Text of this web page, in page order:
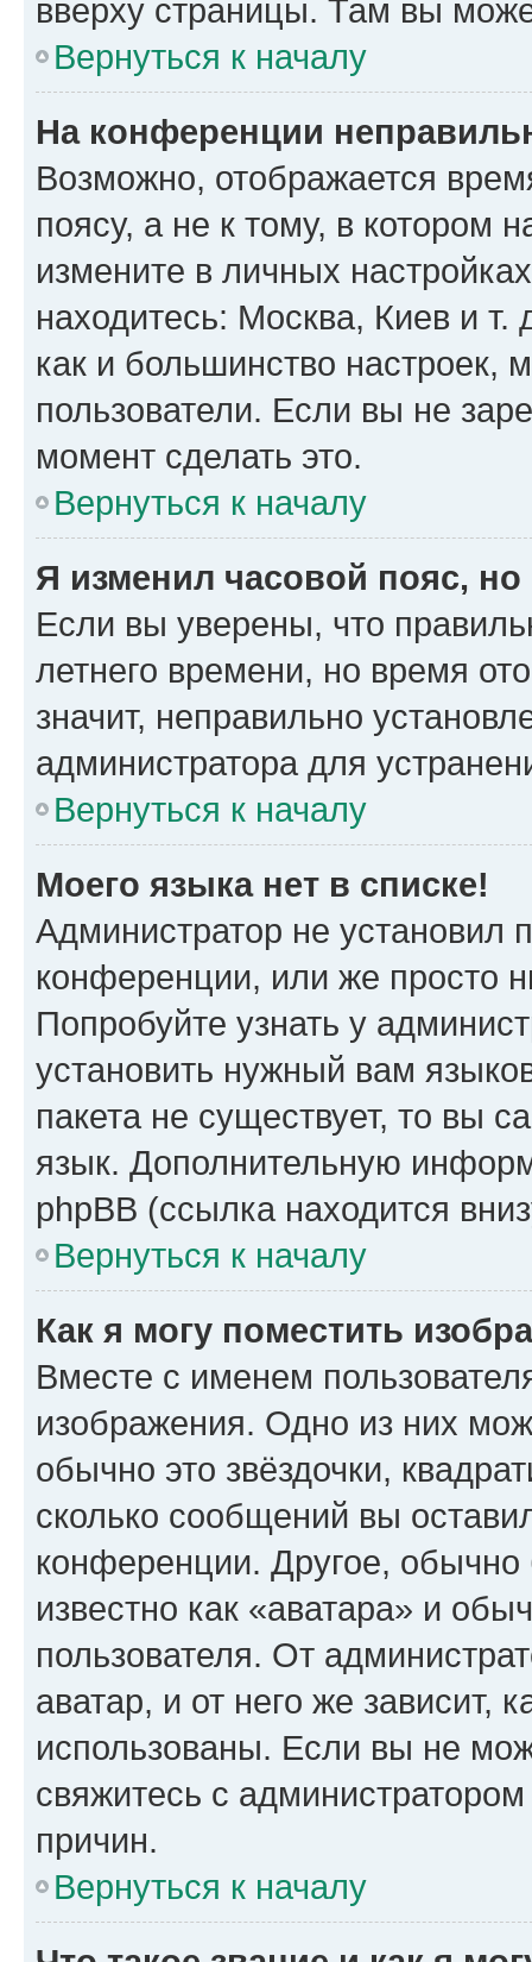
вверху страницы. Там вы
Вернуться к началу
На конференции
Возможно, отображается
поясу, а не к тому, в котором
измените в личных
находитесь: Москва, Киев и т.
как и большинство настроек,
пользователи. Если вы не
момент сделать это.
Вернуться к началу
Я изменил часовой пояс,
Если вы уверены, что
летнего времени, но время
значит, неправильно
администратора для
Вернуться к началу
Моего языка нет в списке!
Администратор не установил
конференции, или же просто
Попробуйте узнать у
установить нужный вам
пакета не существует, то вы
язык. Дополнительную
phpBB (ссылка находится
Вернуться к началу
Как я могу поместить
Вместе с именем
изображения. Одно из них
обычно это звёздочки,
сколько сообщений вы
конференции. Другое,
известно как «аватара» и
пользователя. От
аватар, и от него же зависит,
использованы. Если вы не
свяжитесь с
причин.
Вернуться к началу